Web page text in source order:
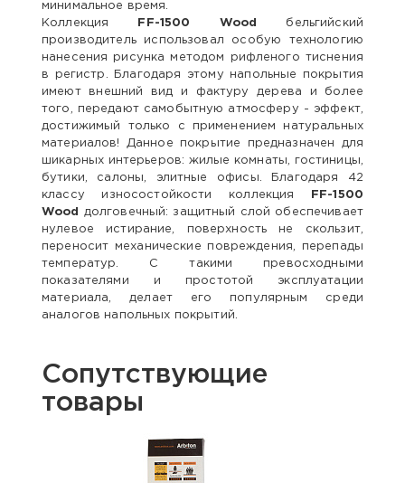
минимальное время.
Коллекция
FF-1500 Wood
бельгийский
производитель использовал особую технологию
нанесения рисунка методом рифленого тиснения
в регистр. Благодаря этому напольные покрытия
имеют внешний вид и фактуру дерева и более
того, передают самобытную атмосферу - эффект,
достижимый только с применением натуральных
материалов! Данное покрытие предназначен для
шикарных интерьеров: жилые комнаты, гостиницы,
бутики, салоны, элитные офисы. Благодаря 42
классу износостойкости коллекция
FF-1500
Wood
долговечный: защитный слой обеспечивает
нулевое истирание, поверхность не скользит,
переносит механические повреждения, перепады
температур. С такими превосходными
показателями и простотой эксплуатации
материала, делает его популярным среди
аналогов напольных покрытий.
Сопутствующие
товары